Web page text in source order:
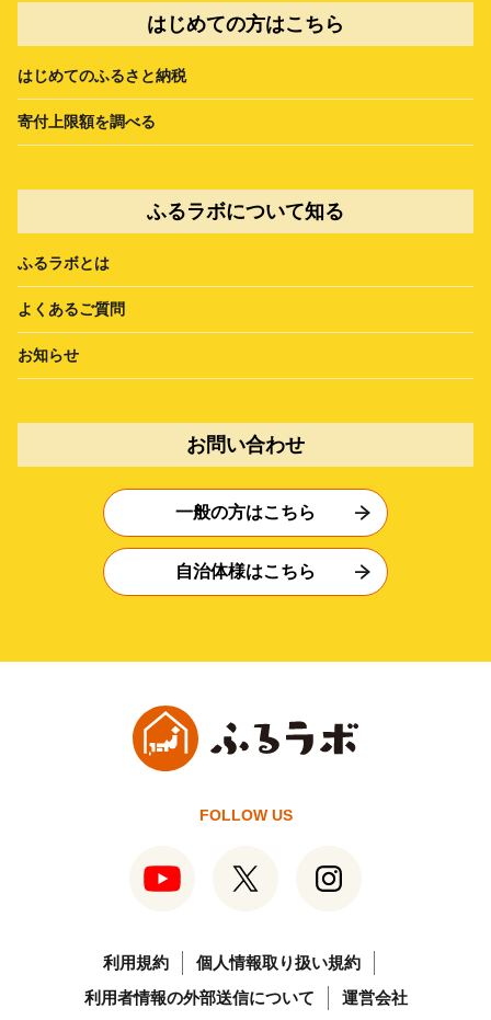
はじめての方はこちら
はじめてのふるさと納税
寄付上限額を調べる
ふるラボについて知る
ふるラボとは
よくあるご質問
お知らせ
お問い合わせ
一般の方はこちら
自治体様はこちら
FOLLOW US
利用規約
個人情報取り扱い規約
利用者情報の外部送信について
運営会社